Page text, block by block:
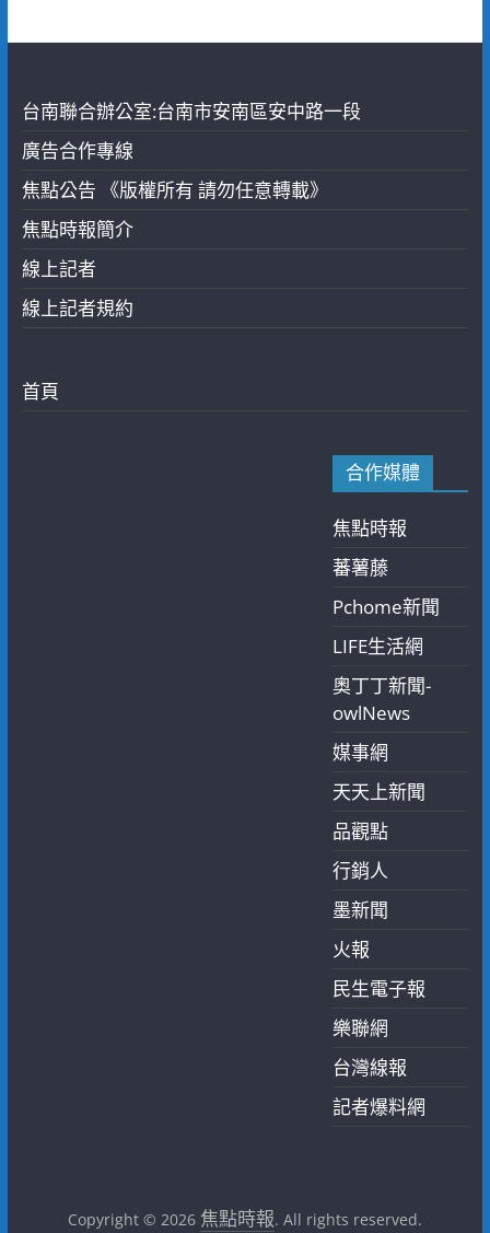
台南聯合辦公室:台南市安南區安中路一段
廣告合作專線
焦點公告 《版權所有 請勿任意轉載》
焦點時報簡介
線上記者
線上記者規約
首頁
合作媒體
焦點時報
蕃薯藤
Pchome新聞
LIFE生活網
奧丁丁新聞-
owlNews
媒事網
天天上新聞
品觀點
行銷人
墨新聞
火報
民生電子報
樂聯網
台灣線報
記者爆料網
Copyright © 2026 焦點時報. All rights reserved.